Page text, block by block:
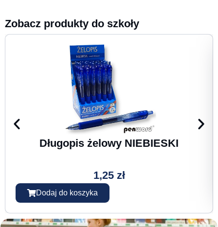
Zobacz produkty do szkoły
Długopis żelowy NIEBIESKI
1,25 zł
Dodaj do koszyka